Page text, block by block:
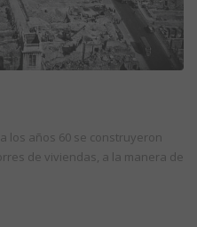
los años 60 se construyeron
de viviendas, a la manera de